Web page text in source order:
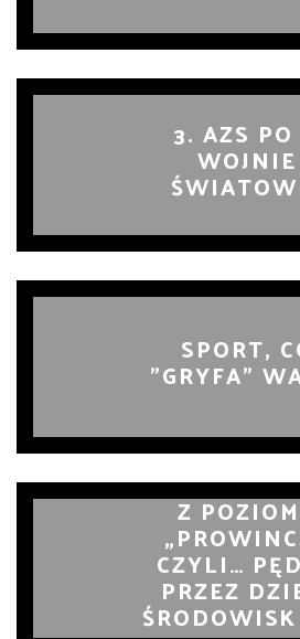
3. AZS
WOJNIE
SPORT,
"GRYFA"
Z
CZYLI…
PRZEZ